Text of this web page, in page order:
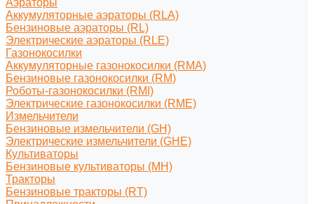
Аэраторы
Аккумуляторные аэраторы (RLA)
Бензиновые аэраторы (RL)
Электрические аэраторы (RLE)
Газонокосилки
Аккумуляторные газонокосилки (RMA)
Бензиновые газонокосилки (RM)
Роботы-газонокосилки (RMI)
Электрические газонокосилки (RME)
Измельчители
Бензиновые измельчители (GH)
Электрические измельчители (GHE)
Культиваторы
Бензиновые культиваторы (MH)
Тракторы
Бензиновые тракторы (RT)